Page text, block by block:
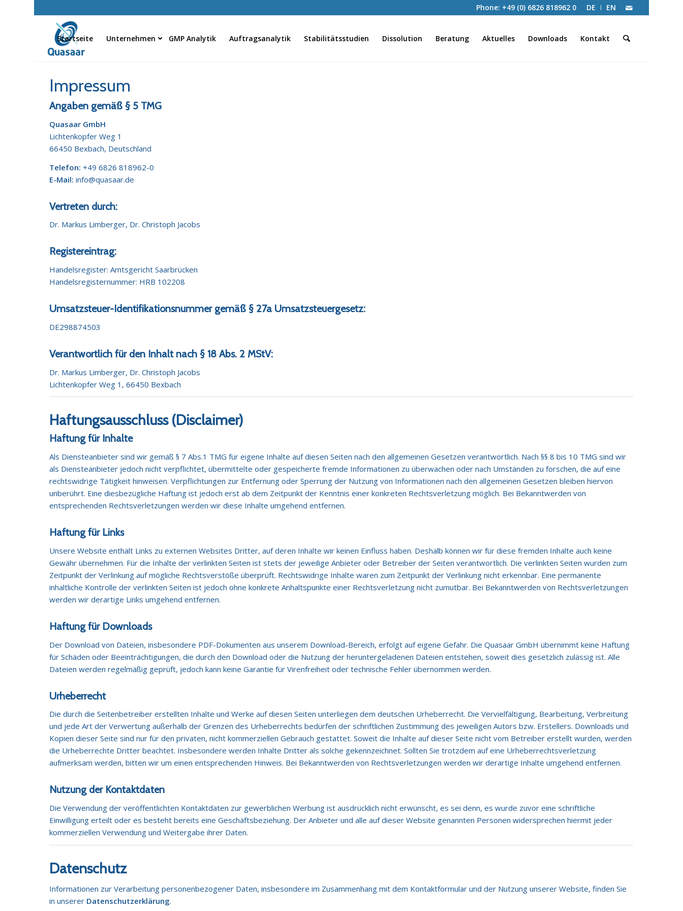
DE EN
Phone: +49 (0) 6826 818962 0
Startseite Unternehmen GMP Analytik Auftragsanalytik Stabilitätsstudien Dissolution Beratung Aktuelles Downloads Kontakt
Impressum
Angaben gemäß § 5 TMG
Quasaar GmbH
Lichtenkopfer Weg 1
66450 Bexbach, Deutschland
Telefon: +49 6826 818962-0
E-Mail: info@quasaar.de
Vertreten durch:
Dr. Markus Limberger, Dr. Christoph Jacobs
Registereintrag:
Handelsregister: Amtsgericht Saarbrücken
Handelsregisternummer: HRB 102208
Umsatzsteuer-Identifikationsnummer gemäß § 27a Umsatzsteuergesetz:
DE298874503
Verantwortlich für den Inhalt nach § 18 Abs. 2 MStV:
Dr. Markus Limberger, Dr. Christoph Jacobs
Lichtenkopfer Weg 1, 66450 Bexbach
Haftungsausschluss (Disclaimer)
Haftung für Inhalte
Als Diensteanbieter sind wir gemäß § 7 Abs.1 TMG für eigene Inhalte auf diesen Seiten nach den allgemeinen Gesetzen verantwortlich. Nach §§ 8 bis 10 TMG sind wir
als Diensteanbieter jedoch nicht verpflichtet, übermittelte oder gespeicherte fremde Informationen zu überwachen oder nach Umständen zu forschen, die auf eine
rechtswidrige Tätigkeit hinweisen. Verpflichtungen zur Entfernung oder Sperrung der Nutzung von Informationen nach den allgemeinen Gesetzen bleiben hiervon
unberührt. Eine diesbezügliche Haftung ist jedoch erst ab dem Zeitpunkt der Kenntnis einer konkreten Rechtsverletzung möglich. Bei Bekanntwerden von
entsprechenden Rechtsverletzungen werden wir diese Inhalte umgehend entfernen.
Haftung für Links
Unsere Website enthält Links zu externen Websites Dritter, auf deren Inhalte wir keinen Einfluss haben. Deshalb können wir für diese fremden Inhalte auch keine
Gewähr übernehmen. Für die Inhalte der verlinkten Seiten ist stets der jeweilige Anbieter oder Betreiber der Seiten verantwortlich. Die verlinkten Seiten wurden zum
Zeitpunkt der Verlinkung auf mögliche Rechtsverstöße überprüft. Rechtswidrige Inhalte waren zum Zeitpunkt der Verlinkung nicht erkennbar. Eine permanente
inhaltliche Kontrolle der verlinkten Seiten ist jedoch ohne konkrete Anhaltspunkte einer Rechtsverletzung nicht zumutbar. Bei Bekanntwerden von Rechtsverletzungen
werden wir derartige Links umgehend entfernen.
Haftung für Downloads
Der Download von Dateien, insbesondere PDF-Dokumenten aus unserem Download-Bereich, erfolgt auf eigene Gefahr. Die Quasaar GmbH übernimmt keine Haftung
für Schäden oder Beeinträchtigungen, die durch den Download oder die Nutzung der heruntergeladenen Dateien entstehen, soweit dies gesetzlich zulässig ist. Alle
Dateien werden regelmäßig geprüft, jedoch kann keine Garantie für Virenfreiheit oder technische Fehler übernommen werden.
Urheberrecht
Die durch die Seitenbetreiber erstellten Inhalte und Werke auf diesen Seiten unterliegen dem deutschen Urheberrecht. Die Vervielfältigung, Bearbeitung, Verbreitung
und jede Art der Verwertung außerhalb der Grenzen des Urheberrechts bedürfen der schriftlichen Zustimmung des jeweiligen Autors bzw. Erstellers. Downloads und
Kopien dieser Seite sind nur für den privaten, nicht kommerziellen Gebrauch gestattet. Soweit die Inhalte auf dieser Seite nicht vom Betreiber erstellt wurden, werden
die Urheberrechte Dritter beachtet. Insbesondere werden Inhalte Dritter als solche gekennzeichnet. Sollten Sie trotzdem auf eine Urheberrechtsverletzung
aufmerksam werden, bitten wir um einen entsprechenden Hinweis. Bei Bekanntwerden von Rechtsverletzungen werden wir derartige Inhalte umgehend entfernen.
Nutzung der Kontaktdaten
Die Verwendung der veröffentlichten Kontaktdaten zur gewerblichen Werbung ist ausdrücklich nicht erwünscht, es sei denn, es wurde zuvor eine schriftliche
Einwilligung erteilt oder es besteht bereits eine Geschäftsbeziehung. Der Anbieter und alle auf dieser Website genannten Personen widersprechen hiermit jeder
kommerziellen Verwendung und Weitergabe ihrer Daten.
Datenschutz
Informationen zur Verarbeitung personenbezogener Daten, insbesondere im Zusammenhang mit dem Kontaktformular und der Nutzung unserer Website, finden Sie
in unserer Datenschutzerklärung.